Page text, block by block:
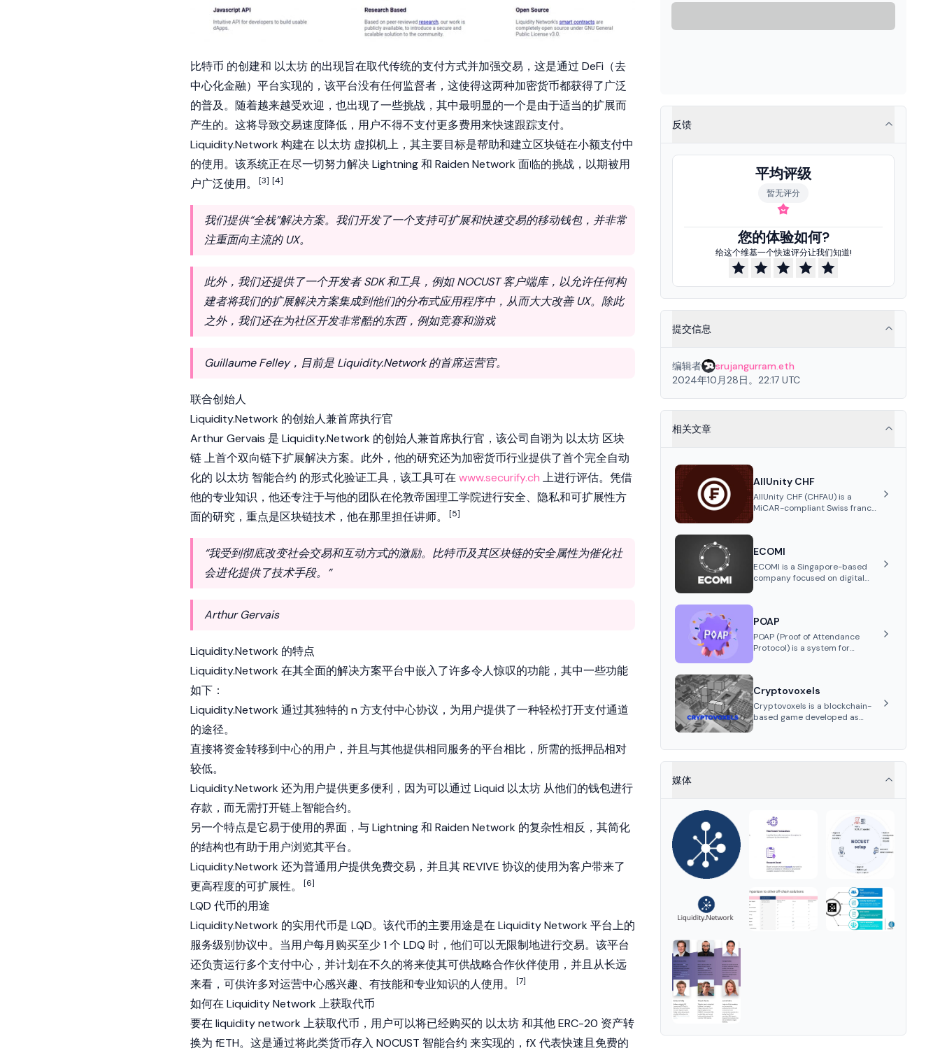
比特币 的创建和 以太坊 的出现旨在取代传统的支付方式并加强交易，这是通过 DeFi（去
中心化金融）平台实现的，该平台没有任何监督者，这使得这两种加密货币都获得了广泛
的普及。随着越来越受欢迎，也出现了一些挑战，其中最明显的一个是由于适当的扩展而
产生的。这将导致交易速度降低，用户不得不支付更多费用来快速跟踪支付。
Liquidity.Network 构建在 以太坊虚拟机上，其主要目标是帮助和建立区块链在小额支付中
的使用。该系统正在尽一切努力解决 Lightning 和 Raiden Network 面临的挑战，以期被用
户广泛使用。
[3] [4]
我们提供“全栈”解决方案。我们开发了一个支持可扩展和快速交易的移动钱包，并非常
注重面向主流的 UX。
此外，我们还提供了一个开发者 SDK 和工具，例如 NOCUST 客户端库，以允许任何构
建者将我们的扩展解决方案集成到他们的分布式应用程序中，从而大大改善 UX。除此
之外，我们还在为社区开发非常酷的东西，例如竞赛和游戏
Guillaume Felley，目前是 Liquidity.Network 的首席运营官。
联合创始人
Liquidity.Network 的创始人兼首席执行官
Arthur Gervais 是 Liquidity.Network 的创始人兼首席执行官，该公司自诩为 以太坊 区块
链上首个双向链下扩展解决方案。此外，他的研究还为加密货币行业提供了首个完全自动
化的 以太坊 智能合约 的形式化验证工具，该工具可在www.securify.ch 上进行评估。凭借
他的专业知识，他还专注于与他的团队在伦敦帝国理工学院进行安全、隐私和可扩展性方
面的研究，重点是区块链技术，他在那里担任讲师。
[5]
“我受到彻底改变社会交易和互动方式的激励。比特币及其区块链的安全属性为催化社
会进化提供了技术手段。”
Arthur Gervais
Liquidity.Network 的特点
Liquidity.Network 在其全面的解决方案平台中嵌入了许多令人惊叹的功能，其中一些功能
如下：
Liquidity.Network 通过其独特的 n 方支付中心协议，为用户提供了一种轻松打开支付通道
的途径。
直接将资金转移到中心的用户，并且与其他提供相同服务的平台相比，所需的抵押品相对
较低。
Liquidity.Network 还为用户提供更多便利，因为可以通过 Liquid 以太坊从他们的钱包进行
存款，而无需打开链上智能合约。
另一个特点是它易于使用的界面，与 Lightning 和 Raiden Network 的复杂性相反，其简化
的结构也有助于用户浏览其平台。
Liquidity.Network 还为普通用户提供免费交易，并且其 REVIVE 协议的使用为客户带来了
更高程度的可扩展性。
[6]
LQD 代币的用途
Liquidity.Network 的实用代币是 LQD。该代币的主要用途是在 Liquidity Network 平台上的
服务级别协议中。当用户每月购买至少 1 个 LDQ 时，他们可以无限制地进行交易。该平台
还负责运行多个支付中心，并计划在不久的将来使其可供战略合作伙伴使用，并且从长远
来看，可供许多对运营中心感兴趣、有技能和专业知识的人使用。
[7]
如何在 Liquidity Network 上获取代币
要在 liquidity network 上获取代币，用户可以将已经购买的 以太坊和其他ERC-20 资产转
换为 fETH。这是通过将此类货币存入 NOCUST 智能合约 来实现的，fX 代表快速且免费的
反馈
平均评级
暂无评分
您的体验如何?
给这个维基一个快速评分让我们知道!
提交信息
编辑者
srujangurram.eth
2024年10月28日。22:17 UTC
相关文章
AllUnity CHF
AllUnity CHF (CHFAU) is a
MiCAR-compliant Swiss franc
the first regulated CHF
stablecoin on Solana.
ECOMI
ECOMI is a Singapore-based
company focused on digital
showcasing, and managing
digital assets.
POAP
POAP (Proof of Attendance
Protocol) is a system for
verifiable proof of attendance
at vir...
Cryptovoxels
Cryptovoxels is a blockchain-
based game developed as
properties as NFT tokens.
媒体